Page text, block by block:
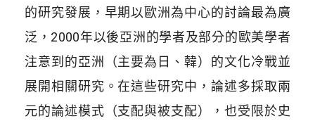
的研究發展，早期以歐洲為中心的討論最為廣
泛，2000年以後亞洲的學者及部分的歐美學者
注意到的亞洲（主要為日、韓）的文化冷戰並
展開相關研究。在這些研究中，論述多採取兩
元的論述模式（支配與被支配），也受限於史